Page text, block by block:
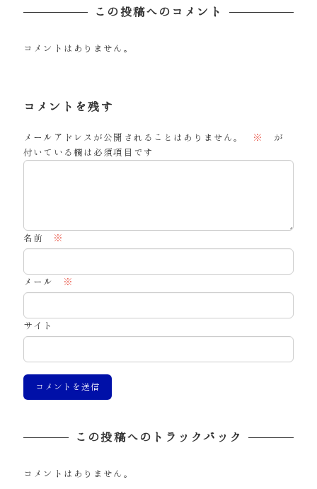
この投稿へのコメント
コメントはありません。
コメントを残す
メールアドレスが公開されることはありません。 ※
が
付いている欄は必須項目です
名前 ※
メール ※
サイト
この投稿へのトラックバック
コメントはありません。